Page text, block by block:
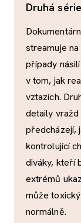
Druhá
streamuje
případy
v tom, jak
vztazích.
detaily vražd
předcházejí,
kontrolující
diváky, kteří
extrémů
může
normálně.